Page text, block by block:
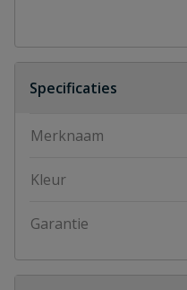
Specificaties
Merknaam
Kleur
Garantie